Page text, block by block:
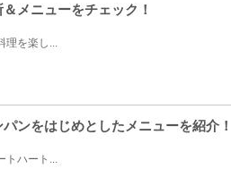
メニューをチェック！
理を楽し...
ンをはじめとしたメニューを紹介！
トハート...